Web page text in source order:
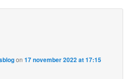
on17 november 2022 at 17:15